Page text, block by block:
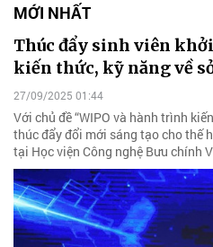
MỚI NHẤT
Thúc đẩy sinh viên
kiến thức, kỹ năng về
27/09/2025 01:44
Với chủ đề “WIPO và hành trình
thúc đẩy đổi mới sáng tạo cho thế
tại Học viện Công nghệ Bưu chính